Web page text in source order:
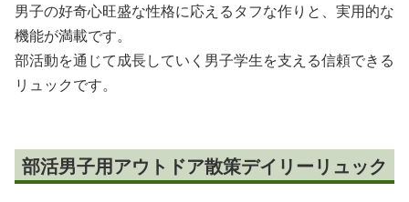
男子の好奇心旺盛な性格に応えるタフな作りと、実用的な
機能が満載です。
部活動を通じて成長していく男子学生を支える信頼できる
リュックです。
部活男子用アウトドア散策デイリーリュック